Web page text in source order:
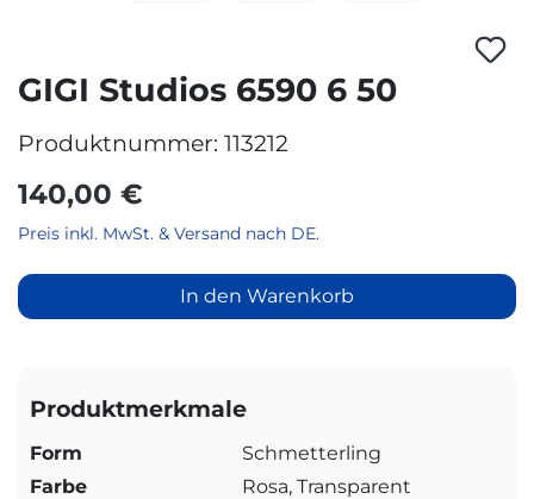
GIGI Studios 6590 6 50
Produktnummer: 113212
140,00 €
Preis inkl. MwSt. & Versand nach DE.
In den Warenkorb
Produktmerkmale
Form
Schmetterling
Farbe
Rosa, Transparent